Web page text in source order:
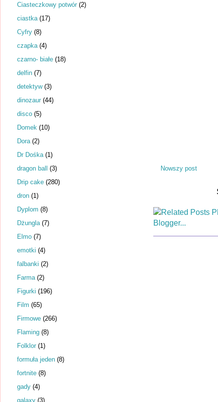
Nowszy post
Ciasteczkowy potwór (2)
ciastka (17)
Cyfry (8)
czapka (4)
czarno- białe (18)
delfin (7)
detektyw (3)
dinozaur (44)
disco (5)
Domek (10)
Dora (2)
Dr Dośka (1)
dragon ball (3)
Drip cake (280)
dron (1)
Dyplom (8)
Dżungla (7)
Elmo (7)
emotki (4)
falbanki (2)
Farma (2)
Figurki (196)
Film (65)
Firmowe (266)
Flaming (8)
Folklor (1)
formuła jeden (8)
fortnite (8)
gady (4)
galaxy (3)